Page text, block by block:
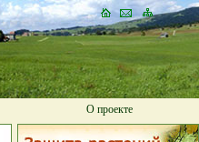
О проекте